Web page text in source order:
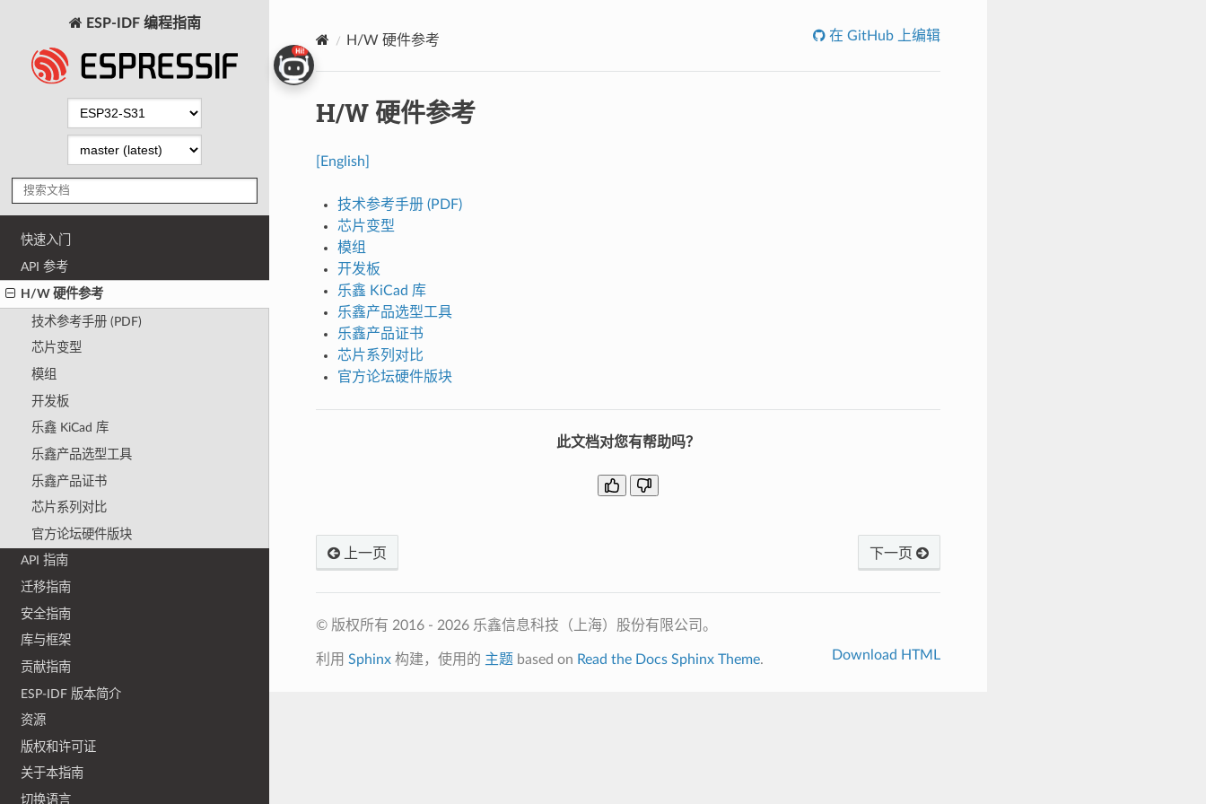
ESP-IDF 编程指南
快速入门
API 参考
H/W 硬件参考
技术参考手册 (PDF)
芯片变型
模组
开发板
乐鑫 KiCad 库
乐鑫产品选型工具
乐鑫产品证书
芯片系列对比
官方论坛硬件版块
API 指南
迁移指南
安全指南
库与框架
贡献指南
ESP-IDF 版本简介
资源
版权和许可证
关于本指南
切换语言
H/W 硬件参考 在 GitHub 上编辑
H/W 硬件参考
[English]
技术参考手册 (PDF)
芯片变型
模组
开发板
乐鑫 KiCad 库
乐鑫产品选型工具
乐鑫产品证书
芯片系列对比
官方论坛硬件版块
此文档对您有帮助吗？
上一页 下一页
© 版权所有 2016 - 2026 乐鑫信息科技（上海）股份有限公司。
利用 Sphinx构建，使用的 主题 based on Read the Docs Sphinx Theme. Download HTML